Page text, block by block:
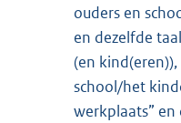
ouders en
en dezelfde
(en
school/het
werkplaats” en